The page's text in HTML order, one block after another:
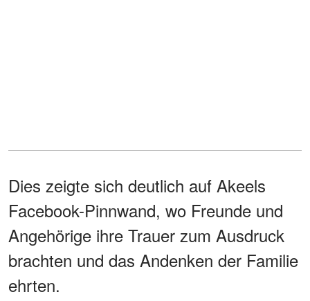
Dies zeigte sich deutlich auf Akeels
Facebook-Pinnwand, wo Freunde und
Angehörige ihre Trauer zum Ausdruck
brachten und das Andenken der Familie
ehrten.